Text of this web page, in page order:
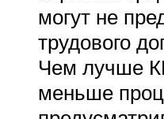
могут не
трудового
Чем лучше
меньше